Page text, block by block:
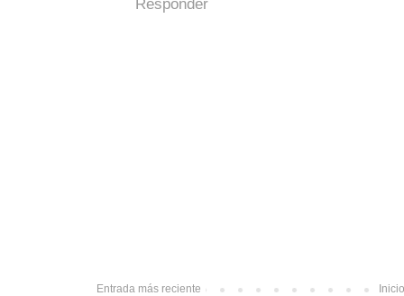
Responder
Entrada más reciente Inicio